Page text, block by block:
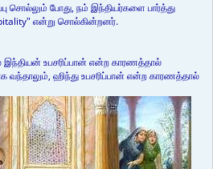
சொல்லும் போது, நம் இந்தியர்களை பார்த்து
என்று சொல்கின்றனர்.
உபசரிப்பான் என்ற காரணத்தால்
வந்தாலும், ஹிந்து உபசரிப்பான் என்ற காரணத்தால்